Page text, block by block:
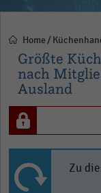
Home
Größte
nach
Ausland
Zu